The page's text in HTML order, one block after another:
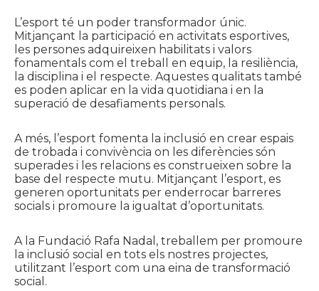
L’esport té un poder transformador únic.
Mitjançant la participació en activitats esportives,
les persones adquireixen habilitats i valors
fonamentals com el treball en equip, la resiliència,
la disciplina i el respecte. Aquestes qualitats també
es poden aplicar en la vida quotidiana i en la
superació de desafiaments personals.
A més, l’esport fomenta la inclusió en crear espais
de trobada i convivència on les diferències són
superades i les relacions es construeixen sobre la
base del respecte mutu. Mitjançant l’esport, es
generen oportunitats per enderrocar barreres
socials i promoure la igualtat d’oportunitats.
A la Fundació Rafa Nadal, treballem per promoure
la inclusió social en tots els nostres projectes,
utilitzant l’esport com una eina de transformació
social.